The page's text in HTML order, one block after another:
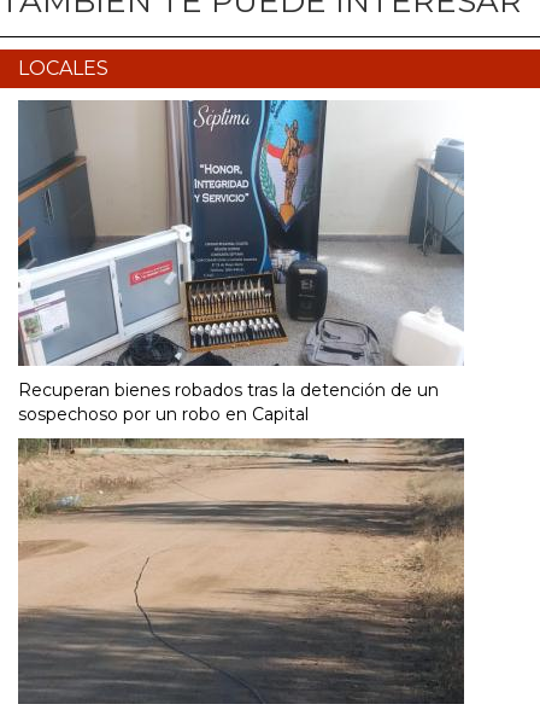
LOCALES
Recuperan bienes robados tras la detención de un
sospechoso por un robo en Capital